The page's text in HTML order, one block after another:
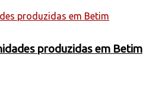
produzidas em Betim